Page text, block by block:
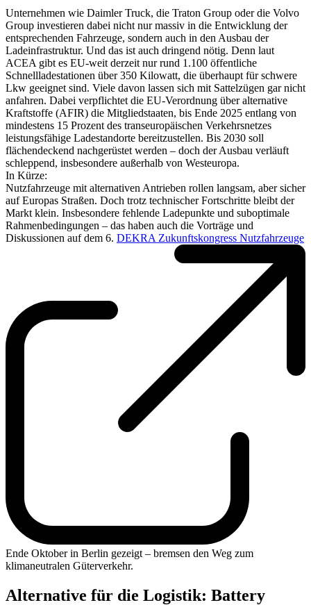
Unternehmen wie Daimler Truck, die Traton Group oder die Volvo
Group investieren dabei nicht nur massiv in die Entwicklung der
entsprechenden Fahrzeuge, sondern auch in den Ausbau der
Ladeinfrastruktur. Und das ist auch dringend nötig. Denn laut
ACEA gibt es EU-weit derzeit nur rund 1.100 öffentliche
Schnellladestationen über 350 Kilowatt, die überhaupt für schwere
Lkw geeignet sind. Viele davon lassen sich mit Sattelzügen gar nicht
anfahren. Dabei verpflichtet die EU-Verordnung über alternative
Kraftstoffe (AFIR) die Mitgliedstaaten, bis Ende 2025 entlang von
mindestens 15 Prozent des transeuropäischen Verkehrsnetzes
leistungsfähige Ladestandorte bereitzustellen. Bis 2030 soll
flächendeckend nachgerüstet werden – doch der Ausbau verläuft
schleppend, insbesondere außerhalb von Westeuropa.
In Kürze:
Nutzfahrzeuge mit alternativen Antrieben rollen langsam, aber sicher
auf Europas Straßen. Doch trotz technischer Fortschritte bleibt der
Markt klein. Insbesondere fehlende Ladepunkte und suboptimale
Rahmenbedingungen – das haben auch die Vorträge und
Diskussionen auf dem 6. DEKRA Zukunftskongress Nutzfahrzeuge
Ende Oktober in Berlin gezeigt – bremsen den Weg zum
klimaneutralen Güterverkehr.
Alternative für die Logistik: Battery